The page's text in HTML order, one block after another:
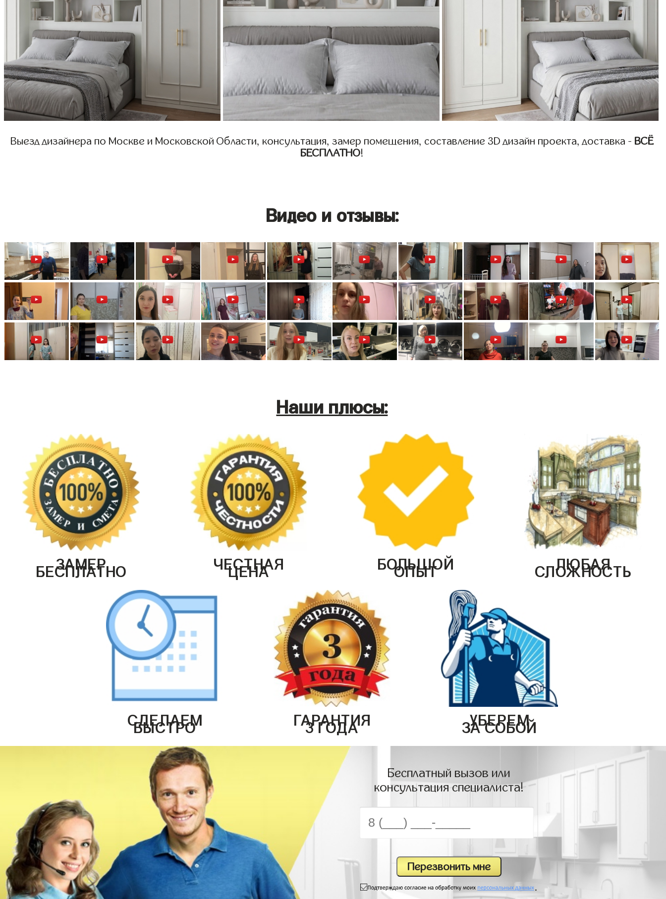
Выезд дизайнера по Москве и Московской Области, консультация, замер помещения, составление 3D дизайн проекта, доставка - ВСЁ
БЕСПЛАТНО!
Видео и отзывы:
Наши плюсы:
ЗАМЕР
БЕСПЛАТНО ЧЕСТНАЯ
ЦЕНА БОЛЬШОЙ
ОПЫТ ЛЮБАЯ
СЛОЖНОСТЬ
СДЕЛАЕМ
БЫСТРО ГАРАНТИЯ
3 ГОДА УБЕРЕМ
ЗА СОБОЙ
Бесплатный вызов или
консультация специалиста!
.